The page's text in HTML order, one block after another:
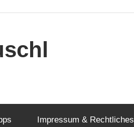
Impressum & Rechtliches